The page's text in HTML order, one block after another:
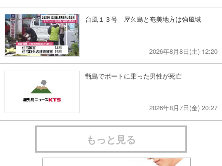
台風１３号 屋久島と奄美地方は強風域
2026年8月8日(土) 12:20
甑島でボートに乗った男性が死亡
2026年8月7日(金) 20:27
もっと見る